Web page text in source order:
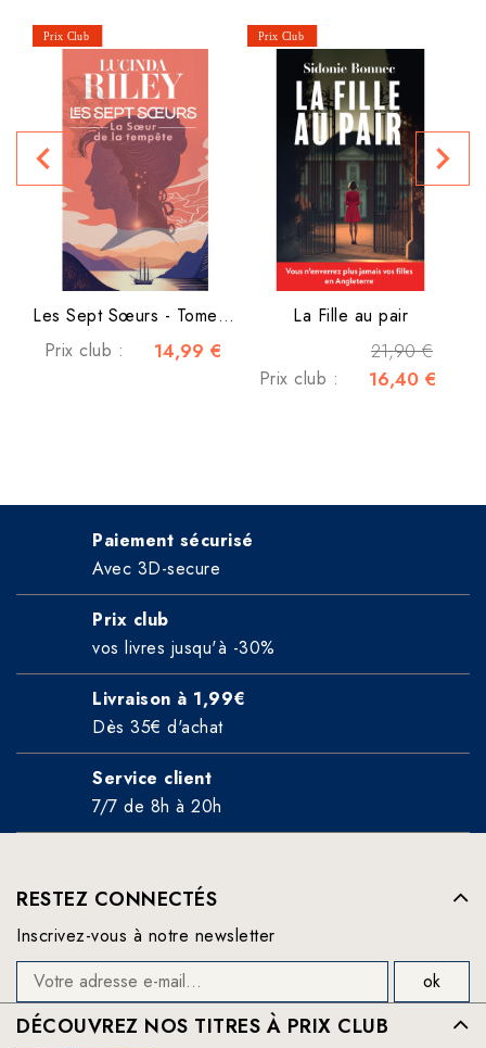
Les Sept Sœurs - Tome 2 -...
Prix club :
14,99 €
La Fille au pair
21,90 €
Prix club : 16,40 €
navigate_before navigate_next
Paiement sécurisé
Avec 3D-secure
Prix club
vos livres jusqu'à -30%
Livraison à 1,99€
Dès 35€ d'achat
Service client
7/7 de 8h à 20h
RESTEZ CONNECTÉS
Inscrivez-vous à notre newsletter
DÉCOUVREZ NOS TITRES À PRIX CLUB